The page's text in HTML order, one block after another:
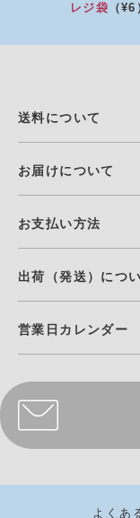
レジ袋 （¥6
送料について
お届けについて
お支払い方法
出荷（発送）につ
営業日カレンダー
よくあ